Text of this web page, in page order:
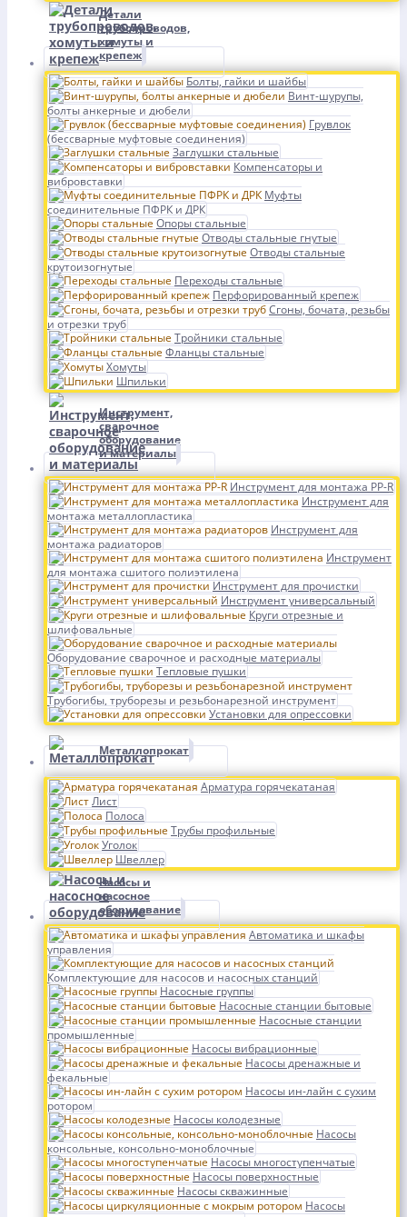
Детали
трубопроводов,
хомуты и
крепеж
Болты, гайки и шайбы
Винт-шурупы,
болты анкерные и дюбели
Грувлок
(бессварные муфтовые соединения)
Заглушки стальные
Компенсаторы и
вибровставки
Муфты
соединительные ПФРК и ДРК
Опоры стальные
Отводы стальные гнутые
Отводы стальные
крутоизогнутые
Переходы стальные
Перфорированный крепеж
Сгоны, бочата, резьбы
и отрезки труб
Тройники стальные
Фланцы стальные
Хомуты
Шпильки
Инструмент,
сварочное
оборудование
и материалы
Инструмент для монтажа PP-R
Инструмент для
монтажа металлопластика
Инструмент для
монтажа радиаторов
Инструмент
для монтажа сшитого полиэтилена
Инструмент для прочистки
Инструмент универсальный
Круги отрезные и
шлифовальные
Оборудование сварочное и расходные материалы
Тепловые пушки
Трубогибы, труборезы и резьбонарезной инструмент
Установки для опрессовки
Металлопрокат
Арматура горячекатаная
Лист
Полоса
Трубы профильные
Уголок
Швеллер
Насосы и
насосное
оборудование
Автоматика и шкафы
управления
Комплектующие для насосов и насосных станций
Насосные группы
Насосные станции бытовые
Насосные станции
промышленные
Насосы вибрационные
Насосы дренажные и
фекальные
Насосы ин-лайн с сухим
ротором
Насосы колодезные
Насосы
консольные, консольно-моноблочные
Насосы многоступенчатые
Насосы поверхностные
Насосы скважинные
Насосы